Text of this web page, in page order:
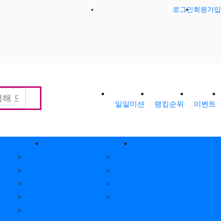
로그인회원가입
일일미션 랭킹순위 이벤트